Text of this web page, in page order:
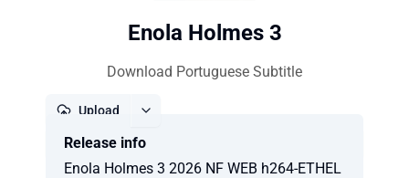
Enola Holmes 3
Download Portuguese Subtitle
Upload
Release info
Enola Holmes 3 2026 NF WEB h264-ETHEL